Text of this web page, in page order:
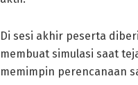
Di sesi akhir peserta
membuat simulasi saat
memimpin perencanaan